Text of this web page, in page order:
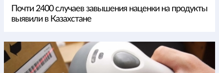
Почти 2400 случаев завышения наценки на продукты
выявили в Казахстане